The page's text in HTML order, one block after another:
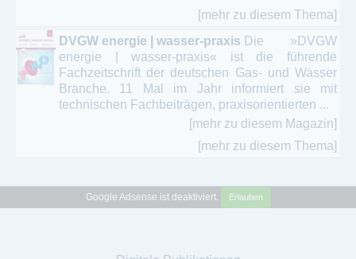
[mehr zu diesem Thema]
DVGW energie | wasser-praxis Die »DVGW
energie | wasser-praxis« ist die führende
Fachzeitschrift der deutschen Gas- und Wasser
Branche. 11 Mal im Jahr informiert sie mit
technischen Fachbeiträgen, praxisorientierten ...
[mehr zu diesem Magazin]
[mehr zu diesem Thema]
Google Adsense ist deaktiviert. Erlauben